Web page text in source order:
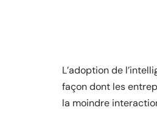
L’adoption de
façon dont les
la moindre